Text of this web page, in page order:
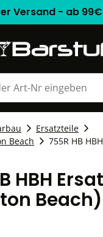
Versand - ab
Ersatzteile
Beach
755R HB HBH
HBH
Beach)